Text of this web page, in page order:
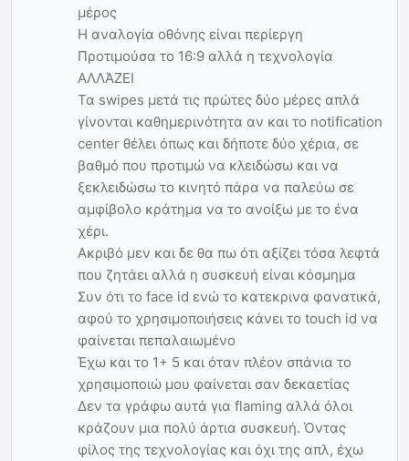
μέρος
Η αναλογία οθόνης είναι περίεργη
Προτιμούσα το 16:9 αλλά η τεχνολογία
ΑΛΛΆΖΕΙ
Τα swipes μετά τις πρώτες δύο μέρες απλά
γίνονται καθημερινότητα αν και το notification
center θέλει όπως και δήποτε δύο χέρια, σε
βαθμό που προτιμώ να κλειδώσω και να
ξεκλειδώσω το κινητό πάρα να παλεύω σε
αμφίβολο κράτημα να το ανοίξω με το ένα
χέρι.
Ακριβό μεν και δε θα πω ότι αξίζει τόσα λεφτά
που ζητάει αλλά η συσκευή είναι κόσμημα
Συν ότι το face id ενώ το κατεκρινα φανατικά,
αφού το χρησιμοποιήσεις κάνει το touch id να
φαίνεται πεπαλαιωμένο
Έχω και το 1+ 5 και όταν πλέον σπάνια το
χρησιμοποιώ μου φαίνεται σαν δεκαετίας
Δεν τα γράφω αυτά για flaming αλλά όλοι
κράζουν μια πολύ άρτια συσκευή. Όντας
φίλος της τεχνολογίας και όχι της απλ, έχω